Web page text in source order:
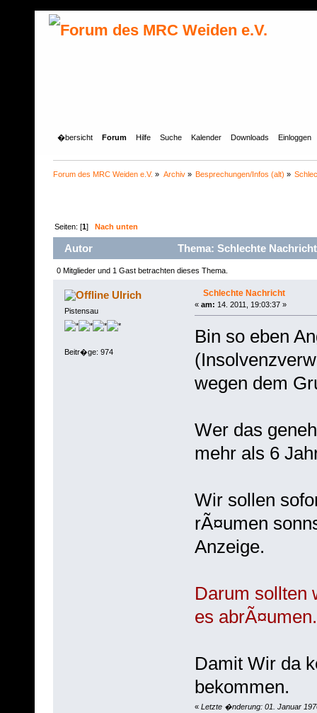
�bersicht Forum Hilfe Suche Kalender Downloads Einloggen
Forum des MRC Weiden e.V. » Archiv» Besprechungen/Infos (alt) »
Seiten: [1]Nach unten
Autor Thema: Schlechte
0 Mitglieder und 1 Gast betrachten dieses Thema.
Ulrich
Pistensau
Beitr�ge: 974
Schlechte Nachricht
« am: 14. 2011, 19:03:37 »
Bin so eben
wegen dem
Wer das
mehr als 6
Wir sollen
rÃ¤umen
Anzeige.
Darum sollten
es abrÃ¤umen.
Damit Wir da
bekommen.
« Letzte �nderung: 01. Januar